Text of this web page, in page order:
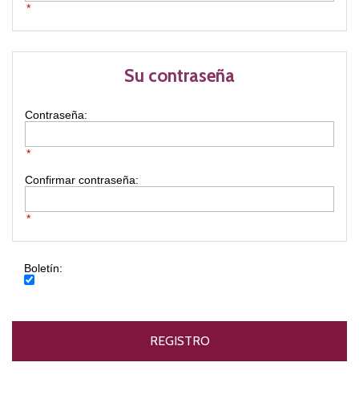
*
Boletín:
Su contraseña
Contraseña:
*
Confirmar contraseña:
*